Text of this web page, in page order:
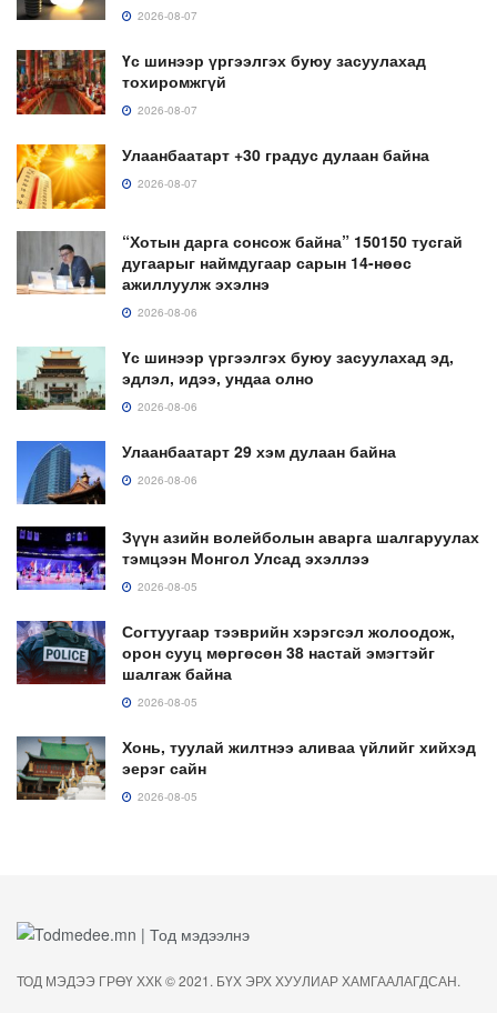
2026-08-07
Үс шинээр үргээлгэх буюу засуулахад
тохиромжгүй
2026-08-07
Улаанбаатарт +30 градус дулаан байна
2026-08-07
“Хотын дарга сонсож байна” 150150 тусгай
дугаарыг наймдугаар сарын 14-нөөс
ажиллуулж эхэлнэ
2026-08-06
Үс шинээр үргээлгэх буюу засуулахад эд,
эдлэл, идээ, ундаа олно
2026-08-06
Улаанбаатарт 29 хэм дулаан байна
2026-08-06
Зүүн азийн волейболын аварга шалгаруулах
тэмцээн Монгол Улсад эхэллээ
2026-08-05
Согтуугаар тээврийн хэрэгсэл жолоодож,
орон сууц мөргөсөн 38 настай эмэгтэйг
шалгаж байна
2026-08-05
Хонь, туулай жилтнээ аливаа үйлийг хийхэд
эерэг сайн
2026-08-05
ТОД МЭДЭЭ ГРӨҮ ХХК © 2021. БҮХ ЭРХ ХУУЛИАР ХАМГААЛАГДСАН.